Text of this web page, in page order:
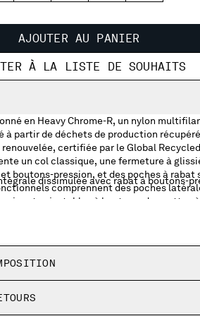
AJOUTER AU PANIER
À LA LISTE DE SOUHAITS
en Heavy Chrome-R, un nylon
à partir de déchets de production
renouvelée, certifiée par le Global
un col classique, une fermeture à
boutons-pression, et des poches à rabat
comprennent des poches
ajustables à boutons, des pattes à
ajusteurs latéraux à rabat. Finition avec
dissimulée avec rabat à boutons-
et boutons-pression
à boutons
à l'ourlet